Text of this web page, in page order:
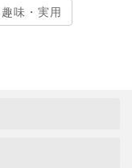
趣味・実用